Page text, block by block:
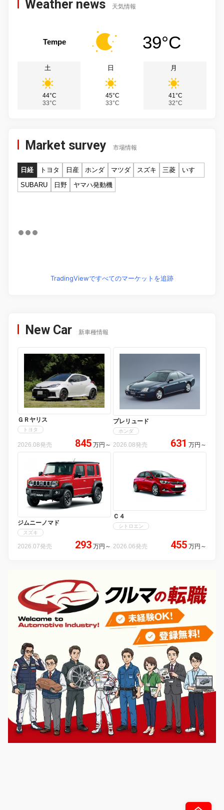
Weather news 天気情報
Tempe 39°C
土
44°C
33°C
日
45°C
33°C
月
41°C
32°C
Market survey 市場情報
日経 トヨタ 日産 ホンダ マツダ スズキ 三菱
いすゞ
SUBARU
日野 ヤマハ発動機
TradingViewですべてのマーケットを追跡
New Car 新車種情報
ＧＲヤリス
トヨタ
2026.08発売 845 万円 ～
プレリュード
ホンダ
2026.08発売 631 万円 ～
ジムニーノマド
スズキ
2026.07発売 293 万円 ～
Ｃ４
シトロエン
2026.06発売 455 万円 ～